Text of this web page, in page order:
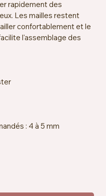
rapidement des
Les mailles restent
confortablement et le
l'assemblage des
: 4 à 5 mm
à 30 °C